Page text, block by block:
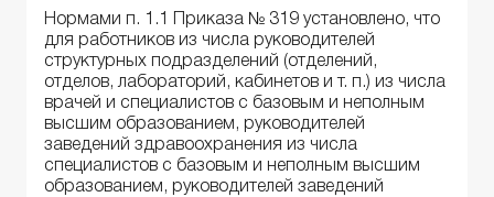
Нормами п. 1.1 Приказа № 319 установлено, что
для работников из числа руководителей
структурных подразделений (отделений,
отделов, лабораторий, кабинетов и т. п.) из числа
врачей и специалистов с базовым и неполным
высшим образованием, руководителей
заведений здравоохранения из числа
специалистов с базовым и неполным высшим
образованием, руководителей заведений